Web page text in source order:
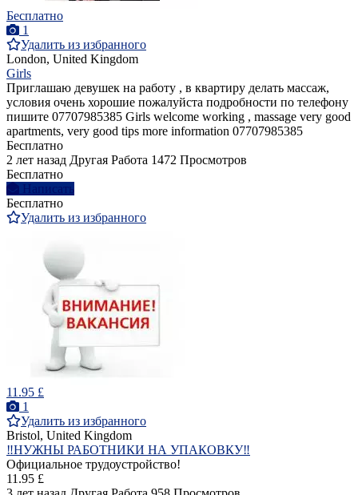
Бесплатно
1
Удалить из избранного
London, United Kingdom
Girls
Приглашаю девушек на работу , в квартиру делать массаж,
условия очень хорошие пожалуйста подробности по телефону
пишите 07707985385 Girls welcome working , massage very good
apartments, very good tips more information 07707985385
Бесплатно
2 лет назад Другая Работа 1472 Просмотров
Бесплатно
Написать
Бесплатно
Удалить из избранного
11.95 £
1
Удалить из избранного
Bristol, United Kingdom
‼️НУЖНЫ РАБОТНИКИ НА УПАКОВКУ‼️
Официальное трудоустройство!
11.95 £